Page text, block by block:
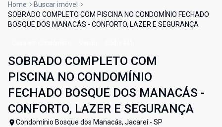
Home
Buscar imóvel
SOBRADO COMPLETO COM PISCINA NO CONDOMÍNIO FECHADO
BOSQUE DOS MANACÁS - CONFORTO, LAZER E SEGURANÇA
SOBRADO COMPLETO COM
PISCINA NO CONDOMÍNIO
FECHADO BOSQUE DOS MANACÁS -
CONFORTO, LAZER E SEGURANÇA
Condomínio Bosque dos Manacás, Jacareí - SP